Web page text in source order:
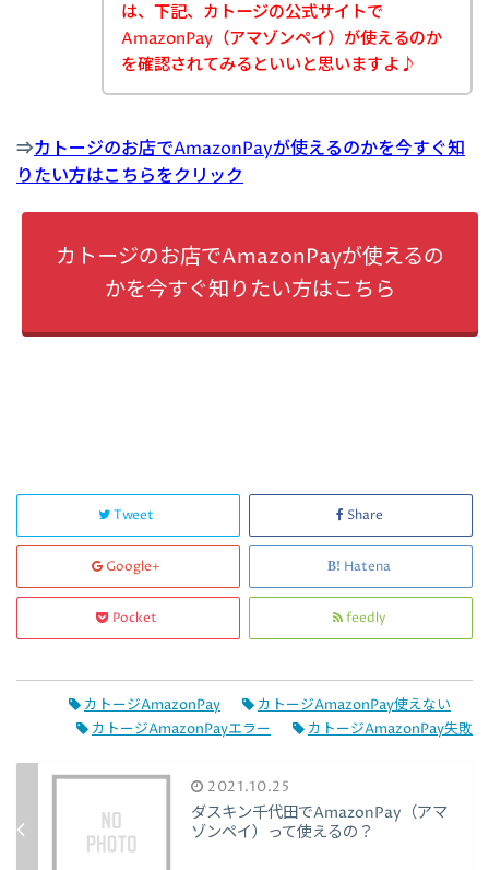
は、下記、カトージの公式サイトで
AmazonPay（アマゾンペイ）が使えるのか
を確認されてみるといいと思いますよ♪
⇒カトージのお店でAmazonPayが使えるのかを今すぐ知
りたい方はこちらをクリック
カトージのお店でAmazonPayが使えるの
かを今すぐ知りたい方はこちら
Tweet Share
Google+ Hatena
Pocket feedly
カトージAmazonPay
カトージAmazonPay使えない
カトージAmazonPayエラー
カトージAmazonPay失敗
2021.10.25
ダスキン千代田でAmazonPay（アマ
ゾンペイ）って使えるの？